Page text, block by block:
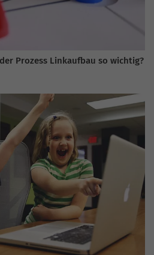
Prozess Linkaufbau so wichtig?